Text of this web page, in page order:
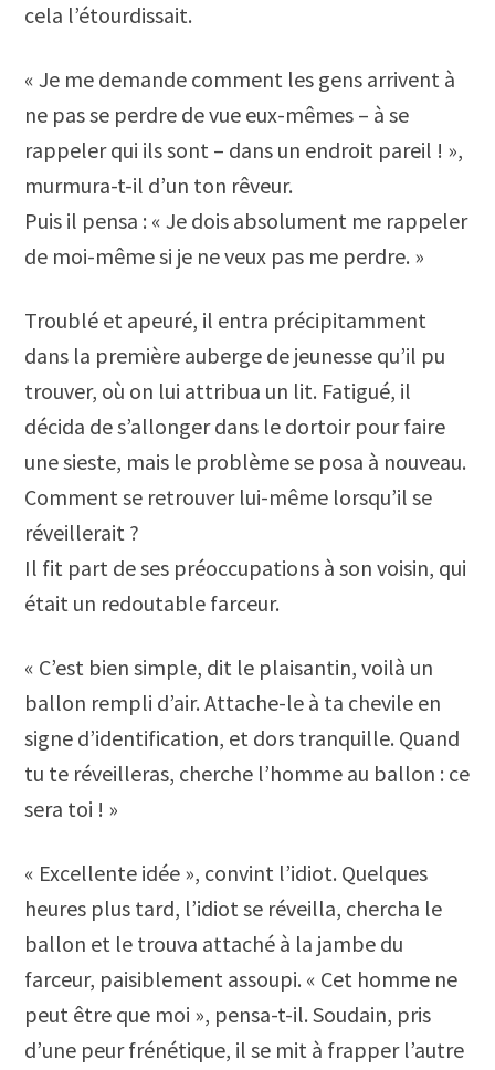
cela l’étourdissait.
« Je me demande comment les gens arrivent à
ne pas se perdre de vue eux-mêmes – à se
rappeler qui ils sont – dans un endroit pareil ! »,
murmura-t-il d’un ton rêveur.
Puis il pensa : « Je dois absolument me rappeler
de moi-même si je ne veux pas me perdre. »
Troublé et apeuré, il entra précipitamment
dans la première auberge de jeunesse qu’il pu
trouver, où on lui attribua un lit. Fatigué, il
décida de s’allonger dans le dortoir pour faire
une sieste, mais le problème se posa à nouveau.
Comment se retrouver lui-même lorsqu’il se
réveillerait ?
Il fit part de ses préoccupations à son voisin, qui
était un redoutable farceur.
« C’est bien simple, dit le plaisantin, voilà un
ballon rempli d’air. Attache-le à ta chevile en
signe d’identification, et dors tranquille. Quand
tu te réveilleras, cherche l’homme au ballon : ce
sera toi ! »
« Excellente idée », convint l’idiot. Quelques
heures plus tard, l’idiot se réveilla, chercha le
ballon et le trouva attaché à la jambe du
farceur, paisiblement assoupi. « Cet homme ne
peut être que moi », pensa-t-il. Soudain, pris
d’une peur frénétique, il se mit à frapper l’autre